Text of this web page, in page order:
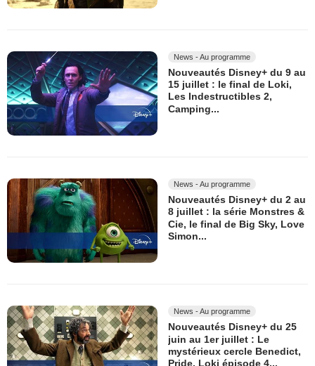
News - Au programme
Nouveautés Disney+ du 9 au
15 juillet : le final de Loki,
Les Indestructibles 2,
Camping...
News - Au programme
Nouveautés Disney+ du 2 au
8 juillet : la série Monstres &
Cie, le final de Big Sky, Love
Simon...
News - Au programme
Nouveautés Disney+ du 25
juin au 1er juillet : Le
mystérieux cercle Benedict,
Pride, Loki épisode 4...